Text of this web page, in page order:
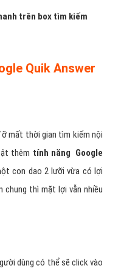
trên box tìm kiếm
Quik Answer
mất thời gian tìm kiếm nội
thêm tính năng Google
con dao 2 lưỡi vừa có lợi
chung thì mặt lợi vẫn nhiều
dùng có thể sẽ click vào